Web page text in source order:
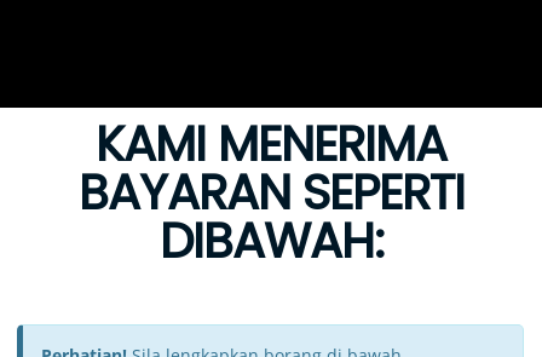
KAMI MENERIMA
BAYARAN SEPERTI
DIBAWAH: